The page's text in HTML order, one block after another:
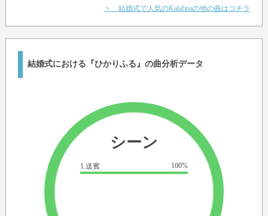
＞ 結婚式で人気のKalafinaの他の曲はコチラ
結婚式における『ひかりふる』の曲分析データ
シーン
1.送賓 100%